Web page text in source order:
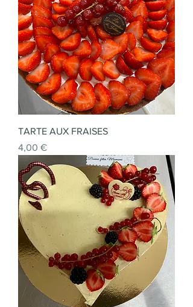
TARTE AUX FRAISES
Prix
4,00 €